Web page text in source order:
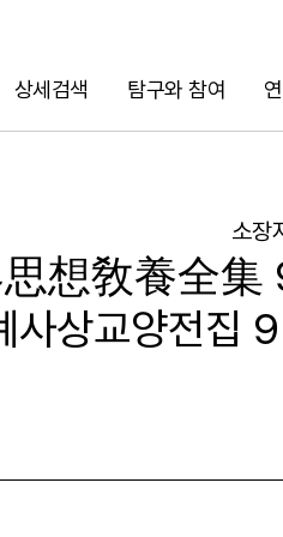
상세검색 탐구와 참여
검색
소장
思想敎養全
사상교양전집